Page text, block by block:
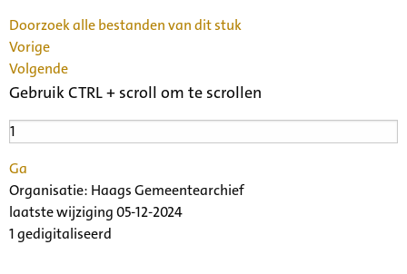
Doorzoek alle bestanden van dit stuk
Vorige
Volgende
Gebruik CTRL + scroll om te scrollen
Ga
Organisatie: Haags Gemeentearchief
laatste wijziging 05-12-2024
1 gedigitaliseerd